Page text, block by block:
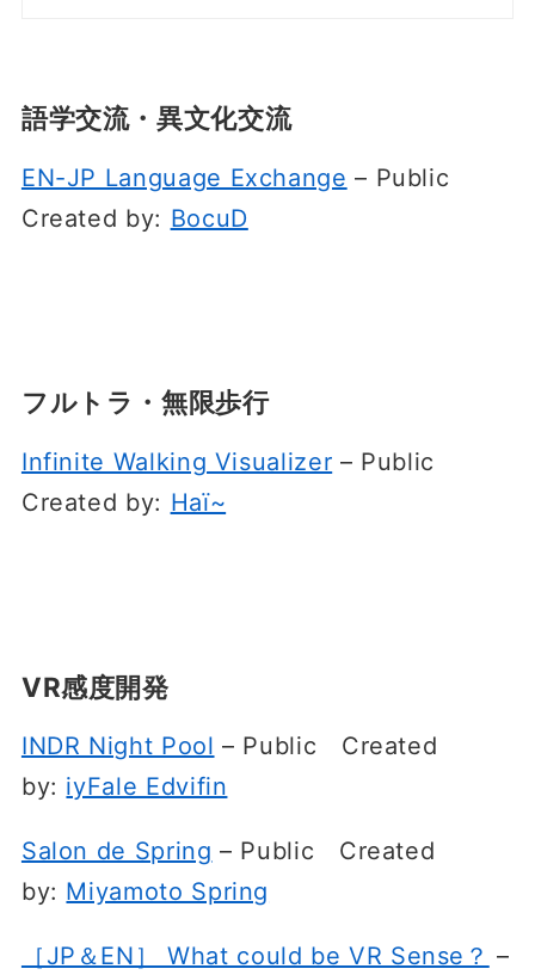
語学交流・異文化交流
EN-JP Language Exchange – Public
Created by: BocuD
フルトラ・無限歩行
Infinite Walking Visualizer – Public
Created by: Haï~
VR感度開発
INDR Night Pool – Public Created
by: iyFale Edvifin
Salon de Spring – Public Created
by: Miyamoto Spring
［JP＆EN］ What could be VR Sense？ –